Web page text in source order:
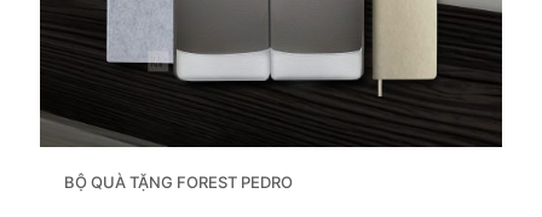
BỘ QUÀ TẶNG FOREST PEDRO